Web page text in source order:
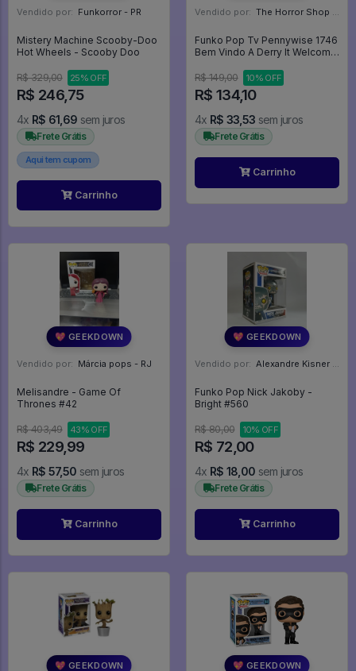
Vendido por: Funkorror - PR
Mistery Machine Scooby-Doo
Hot Wheels - Scooby Doo
R$ 329,00 25% OFF
R$ 246,75
4x R$ 61,69 sem juros
Frete Grátis
Aqui tem cupom
Carrinho
Vendido por: The Horror Shop - Colecionáveis - MG
Funko Pop Tv Pennywise 1746
Bem Vindo A Derry It Welcome
#1746
R$ 149,00 10% OFF
R$ 134,10
4x R$ 33,53 sem juros
Frete Grátis
Carrinho
💖 GEEKDOWN
Vendido por: Márcia pops - RJ
Melisandre - Game Of
Thrones #42
R$ 403,49 43% OFF
R$ 229,99
4x R$ 57,50 sem juros
Frete Grátis
Carrinho
💖 GEEKDOWN
Vendido por: Alexandre Kisner - PR
Funko Pop Nick Jakoby -
Bright #560
R$ 80,00 10% OFF
R$ 72,00
4x R$ 18,00 sem juros
Frete Grátis
Carrinho
💖 GEEKDOWN 💖 GEEKDOWN